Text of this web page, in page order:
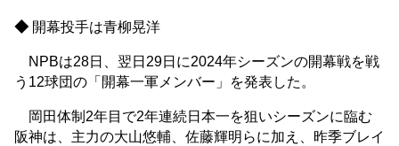
◆ 開幕投手は青柳晃洋
NPBは28日、翌日29日に2024年シーズンの開幕戦を戦
う12球団の「開幕一軍メンバー」を発表した。
岡田体制2年目で2年連続日本一を狙いシーズンに臨む
阪神は、主力の大山悠輔、佐藤輝明らに加え、昨季ブレイ